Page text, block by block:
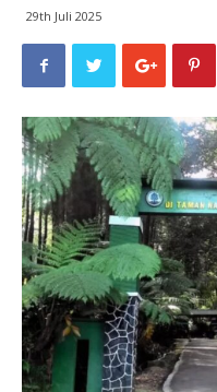
29th Juli 2025